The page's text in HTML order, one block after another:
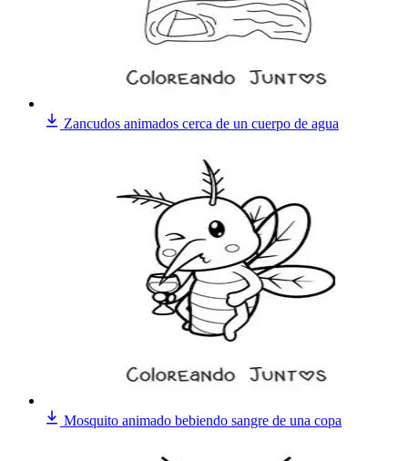
Zancudos animados cerca de un cuerpo de agua
Mosquito animado bebiendo sangre de una copa